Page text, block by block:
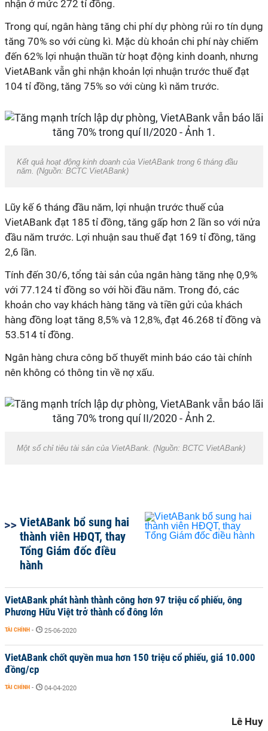
nhận ở mức 272 tỉ đồng.
Trong quí, ngân hàng tăng chi phí dự phòng rủi ro tín dụng
tăng 70% so với cùng kì. Mặc dù khoản chi phí này chiếm
đến 62% lợi nhuận thuần từ hoạt động kinh doanh, nhưng
VietABank vẫn ghi nhận khoản lợi nhuận trước thuế đạt
104 tỉ đồng, tăng 75% so với cùng kì năm trước.
Kết quả hoạt động kinh doanh của VietABank trong 6 tháng đầu
năm. (Nguồn: BCTC VietABank)
Lũy kế 6 tháng đầu năm, lợi nhuận trước thuế của
VietABank đạt 185 tỉ đồng, tăng gấp hơn 2 lần so với nửa
đầu năm trước. Lợi nhuận sau thuế đạt 169 tỉ đồng, tăng
2,6 lần.
Tính đến 30/6, tổng tài sản của ngân hàng tăng nhẹ 0,9%
với 77.124 tỉ đồng so với hồi đầu năm. Trong đó, các
khoản cho vay khách hàng tăng và tiền gửi của khách
hàng đồng loạt tăng 8,5% và 12,8%, đạt 46.268 tỉ đồng và
53.514 tỉ đồng.
Ngân hàng chưa công bố thuyết minh báo cáo tài chính
nên không có thông tin về nợ xấu.
Một số chỉ tiêu tài sản của VietABank. (Nguồn: BCTC VietABank)
VietABank bổ sung hai
thành viên HĐQT, thay
Tổng Giám đốc điều
hành
VietABank phát hành thành công hơn 97 triệu cổ phiếu, ông
Phương Hữu Việt trở thành cổ đông lớn
TÀI CHÍNH - 25-06-2020
VietABank chốt quyền mua hơn 150 triệu cổ phiếu, giá 10.000
đồng/cp
TÀI CHÍNH - 04-04-2020
Lê Huy